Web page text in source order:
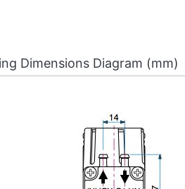
Dimensions Diagram (mm)